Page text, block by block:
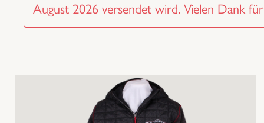
August 2026 versendet wird. Vielen Dank